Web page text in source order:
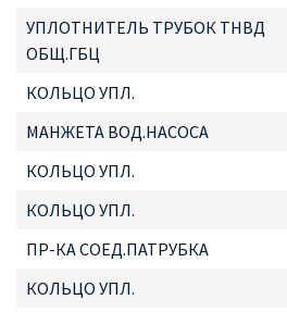
УПЛОТНИТЕЛЬ ТРУБОК ТНВД
ОБЩ.ГБЦ
КОЛЬЦО УПЛ.
МАНЖЕТА ВОД.НАСОСА
КОЛЬЦО УПЛ.
КОЛЬЦО УПЛ.
ПР-КА СОЕД.ПАТРУБКА
КОЛЬЦО УПЛ.